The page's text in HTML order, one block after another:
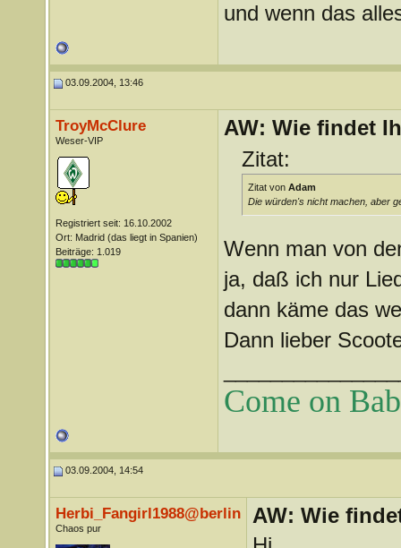
und wenn das
03.09.2004, 13:46
TroyMcClure
Weser-VIP
Registriert seit: 16.10.2002
Ort: Madrid (das liegt in Spanien)
Beiträge: 1.019
AW: Wie findet
Zitat:
Zitat von Adam
Die würden's nicht machen, aber
Wenn man von
ja, daß ich nur
dann käme das
Dann lieber
Come on
03.09.2004, 14:54
Herbi_Fangirl1988@berlin
Chaos pur
AW: Wie